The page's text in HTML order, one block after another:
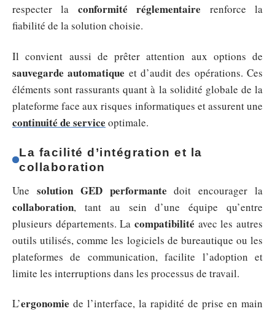
respecter la conformité réglementaire renforce la
fiabilité de la solution choisie.
Il convient aussi de prêter attention aux options de
sauvegarde automatique et d’audit des opérations. Ces
éléments sont rassurants quant à la solidité globale de la
plateforme face aux risques informatiques et assurent une
continuité de service optimale.
La facilité d’intégration et la
collaboration
Une solution GED performante doit encourager la
collaboration, tant au sein d’une équipe qu’entre
plusieurs départements. La compatibilité avec les autres
outils utilisés, comme les logiciels de bureautique ou les
plateformes de communication, facilite l’adoption et
limite les interruptions dans les processus de travail.
L’ergonomie de l’interface, la rapidité de prise en main